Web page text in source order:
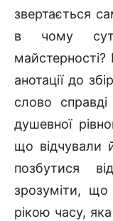
звертається
в чому
анотації до
слово
душевної
що відчували
позбутися
зрозуміти,
рікою часу,